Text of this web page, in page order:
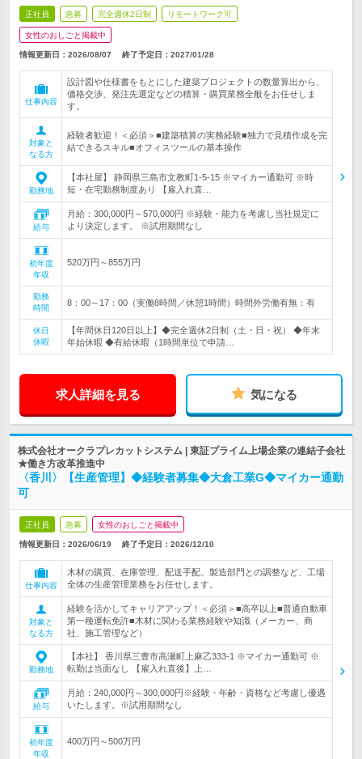
正社員 急募 完全週休2日制 リモートワーク可
女性のおしごと掲載中
情報更新日：2026/08/07 終了予定日： 2027/01/28
仕事内容
設計図や仕様書をもとにした建築プロジェクトの数量算出から、
価格交渉、発注先選定などの積算・購買業務全般をお任せしま
す。
対象と
なる方
経験者歓迎！＜必須＞■建築積算の実務経験■独力で見積作成を完
結できるスキル■オフィスツールの基本操作
勤務地
【本社屋】 静岡県三島市文教町1-5-15 ※マイカー通勤可 ※時
短・在宅勤務制度あり 【雇入れ直…
給与
月給：300,000円～570,000円 ※経験・能力を考慮し当社規定に
より決定します。 ※試用期間なし
初年度
年収
520万円～855万円
勤務
時間
8：00～17：00（実働8時間／休憩1時間）時間外労働有無：有
休日
休暇
【年間休日120日以上】◆完全週休2日制（土・日・祝） ◆年末
年始休暇 ◆有給休暇（1時間単位で申請…
求人詳細を見る 気になる
株式会社オークラプレカットシステム | 東証プライム上場企業の連結子会社
★働き方改革推進中
〈香川〉【生産管理】◆経験者募集◆大倉工業G◆マイカー通勤
可
正社員 急募 女性のおしごと掲載中
情報更新日：2026/06/19 終了予定日： 2026/12/10
仕事内容
木材の購買、在庫管理、配送手配、製造部門との調整など、工場
全体の生産管理業務をお任せします。
対象と
なる方
経験を活かしてキャリアアップ！＜必須＞■高卒以上■普通自動車
第一種運転免許■木材に関わる業務経験や知識（メーカー、商
社、施工管理など）
勤務地
【本社】 香川県三豊市高瀬町上麻乙333-1 ※マイカー通勤可 ※
転勤は当面なし 【雇入れ直後】上…
給与
月給：240,000円～300,000円※経験・年齢・資格など考慮し優遇
いたします。※試用期間なし
初年度
年収
400万円～500万円